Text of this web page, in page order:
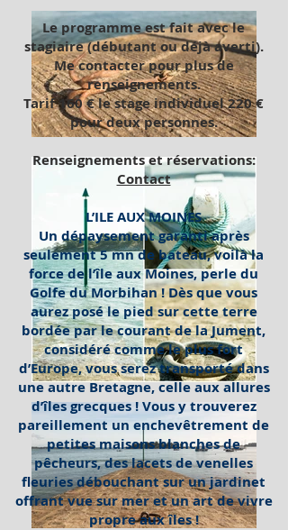
Le programme est fait avec le
stagiaire (débutant ou déjà averti).
Me contacter pour plus de
renseignements.
Tarif 160 € le stage individuel 220 €
pour deux personnes.
Renseignements et réservations:
Contact
L’ILE AUX MOINES
Un dépaysement garanti après
seulement 5 mn de bateau, voilà la
force de l’île aux Moines, perle du
Golfe du Morbihan ! Dès que vous
aurez posé le pied sur cette terre
bordée par le courant de la Jument,
considéré comme le plus fort
d’Europe, vous serez transporté dans
une autre Bretagne, celle aux allures
d’îles grecques ! Vous y trouverez
pareillement un enchevêtrement de
petites maisons blanches de
pêcheurs, des lacets de venelles
fleuries débouchant sur un jardinet
offrant vue sur mer et un art de vivre
propre aux îles !